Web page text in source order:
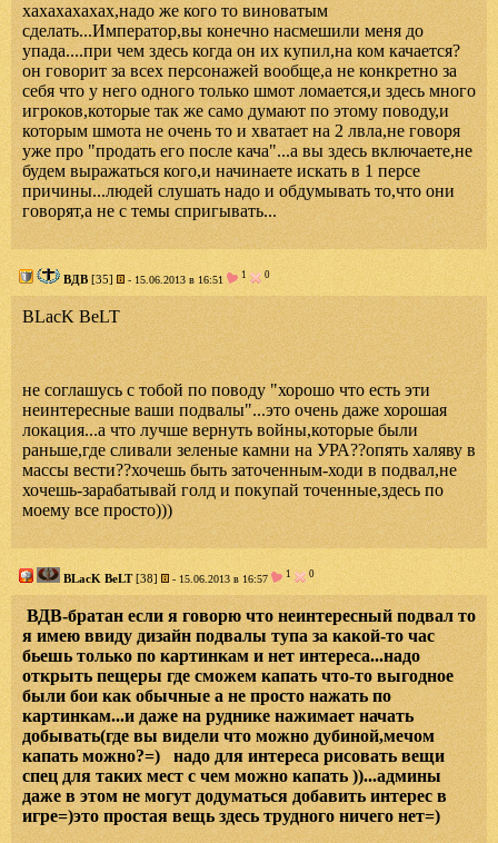
хахахахахах,надо же кого то виноватым
сделать...Император,вы конечно насмешили меня до
упада....при чем здесь когда он их купил,на ком качается?
он говорит за всех персонажей вообще,а не конкретно за
себя что у него одного только шмот ломается,и здесь много
игроков,которые так же само думают по этому поводу,и
которым шмота не очень то и хватает на 2 лвла,не говоря
уже про "продать его после кача"...а вы здесь включаете,не
будем выражаться кого,и начинаете искать в 1 персе
причины...людей слушать надо и обдумывать то,что они
говорят,а не с темы спригывать...
ВДВ [35] - 15.06.2013 в 16:51 1 0
BLacK BeLT
не соглашусь с тобой по поводу "хорошо что есть эти
неинтересные ваши подвалы"...это очень даже хорошая
локация...а что лучше вернуть войны,которые были
раньше,где сливали зеленые камни на УРА??опять халяву в
массы вести??хочешь быть заточенным-ходи в подвал,не
хочешь-зарабатывай голд и покупай точенные,здесь по
моему все просто)))
BLacK BeLT[38] - 15.06.2013 в 16:57 1 0
ВДВ-братан если я говорю что неинтересный подвал то
я имею ввиду дизайн подвалы тупа за какой-то час
бьешь только по картинкам и нет интереса...надо
открыть пещеры где сможем капать что-то выгодное
были бои как обычные а не просто нажать по
картинкам...и даже на руднике нажимает начать
добывать(где вы видели что можно дубиной,мечом
капать можно?=) надо для интереса рисовать вещи
спец для таких мест с чем можно капать ))...админы
даже в этом не могут додуматься добавить интерес в
игре=)это простая вещь здесь трудного ничего нет=)